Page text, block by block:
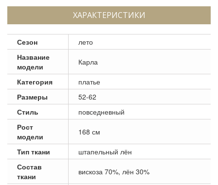
ХАРАКТЕРИСТИКИ
Сезон
лето
Название
модели
Карла
Категория
платье
Размеры
52-62
Стиль
повседневный
Рост
модели
168 см
Тип ткани
штапельный лён
Состав
ткани
вискоза 70%, лён 30%